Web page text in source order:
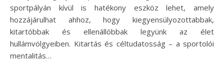
sportpályán kívül is hatékony eszköz lehet, amely
hozzájárulhat ahhoz, hogy kiegyensúlyozottabbak,
kitartóbbak és ellenállóbbak legyünk az élet
hullámvölgyeiben. Kitartás és céltudatosság – a sportolói
mentalitás…